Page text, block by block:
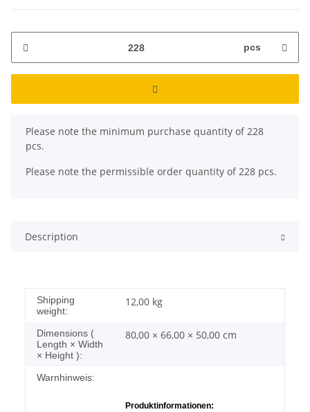
pcs
x
Please note the minimum purchase quantity of 228
pcs.
Please note the permissible order quantity of 228 pcs.
Description
Shipping
weight:
12,00 kg
Dimensions (
Length × Width
× Height ):
80,00 × 66,00 × 50,00 cm
Warnhinweis:
Produktinformationen: